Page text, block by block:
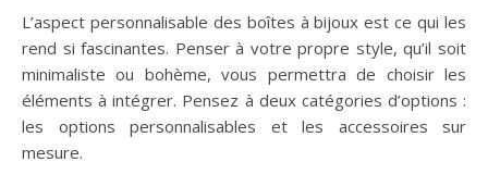
L’aspect personnalisable des boîtes à bijoux est ce qui les
rend si fascinantes. Penser à votre propre style, qu’il soit
minimaliste ou bohème, vous permettra de choisir les
éléments à intégrer. Pensez à deux catégories d’options :
les options personnalisables et les accessoires sur
mesure.